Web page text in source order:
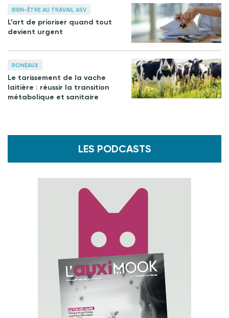
BIEN-ÊTRE AU TRAVAIL ASV
L’art de prioriser quand tout
devient urgent
RONEAUX
Le tarissement de la vache
laitière : réussir la transition
métabolique et sanitaire
LES PODCASTS